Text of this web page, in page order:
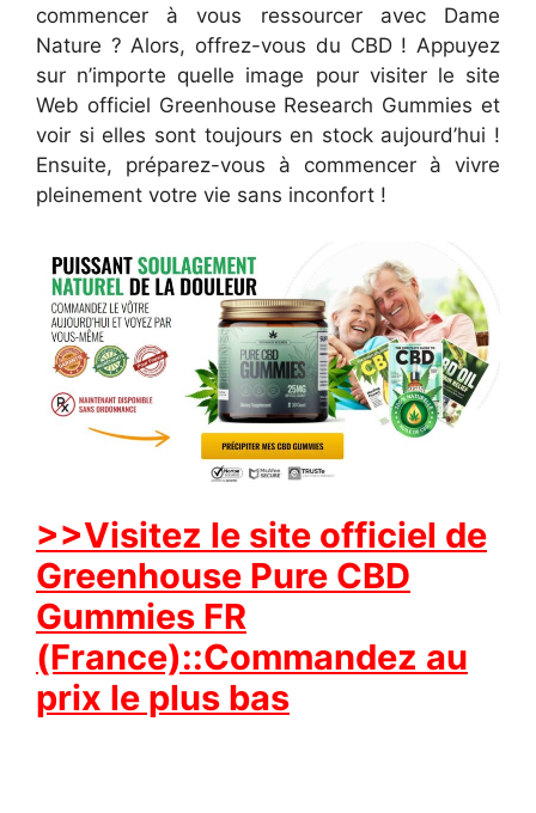
commencer à vous ressourcer avec Dame
Nature ? Alors, offrez-vous du CBD ! Appuyez
sur n’importe quelle image pour visiter le site
Web officiel Greenhouse Research Gummies et
voir si elles sont toujours en stock aujourd’hui !
Ensuite, préparez-vous à commencer à vivre
pleinement votre vie sans inconfort !
>>Visitez le site officiel de
Greenhouse Pure CBD
Gummies FR
(France)::Commandez au
prix le plus bas